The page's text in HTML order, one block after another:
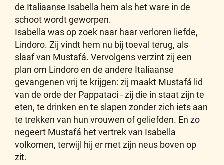
de Italiaanse Isabella hem als het ware in de
schoot wordt geworpen.
Isabella was op zoek naar haar verloren liefde,
Lindoro. Zij vindt hem nu bij toeval terug, als
slaaf van Mustafá. Vervolgens verzint zij een
plan om Lindoro en de andere Italiaanse
gevangenen vrij te krijgen: zij maakt Mustafá lid
van de orde der Pappataci - zij die in staat zijn te
eten, te drinken en te slapen zonder zich iets aan
te trekken van hun vrouwen of geliefden. En zo
negeert Mustafá het vertrek van Isabella
volkomen, terwijl hij er met zijn neus boven op
zit.